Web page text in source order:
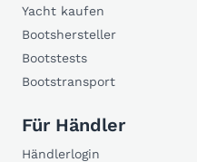
Yacht kaufen
Bootshersteller
Bootstests
Bootstransport
Für Händler
Händlerlogin